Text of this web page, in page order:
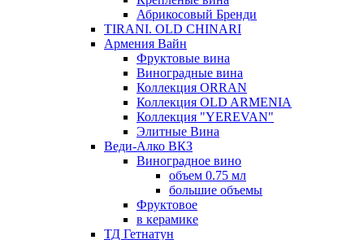
Абрикосовый Бренди
TIRANI. OLD CHINARI
Армения Вайн
Фруктовые вина
Виноградные вина
Коллекция ORRAN
Коллекция OLD ARMENIA
Коллекция "YEREVAN"
Элитные Вина
Веди-Алко ВКЗ
Виноградное вино
объем 0.75 мл
большие объемы
Фруктовое
в керамике
ТД Гетнатун